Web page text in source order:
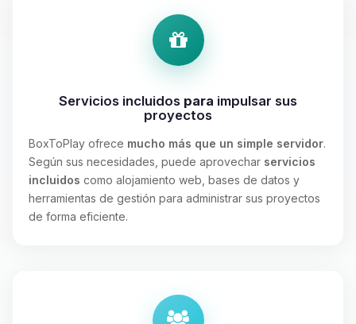
Servicios incluidos para impulsar sus
proyectos
BoxToPlay ofrece mucho más que un simple servidor.
Según sus necesidades, puede aprovechar servicios
incluidos como alojamiento web, bases de datos y
herramientas de gestión para administrar sus proyectos
de forma eficiente.